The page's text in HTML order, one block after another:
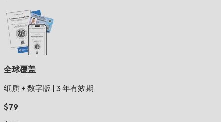
全球覆盖
纸质 + 数字版
3 年有效期
$79